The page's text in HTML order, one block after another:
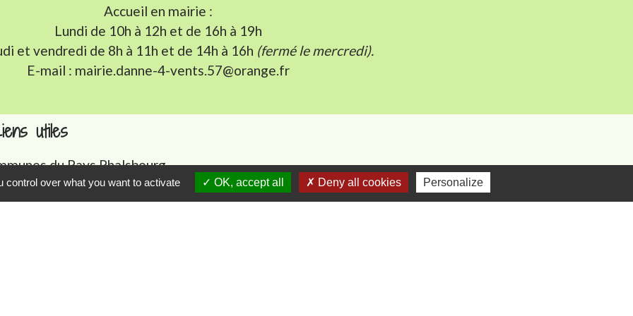
Accueil en mairie :
Lundi de 10h à 12h et de 16h à 19h
et vendredi de 8h à 11h et de 14h à 16h (fermé le mercredi).
E-mail : mairie.danne-4-vents.57@orange.fr
utiles
du Pays Phalsbourg
de Sarrebourg
de la Moselle (57)
over what you want to activate OK, accept all Deny all cookies Personalize